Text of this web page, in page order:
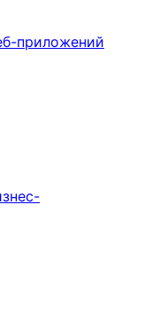
приложений